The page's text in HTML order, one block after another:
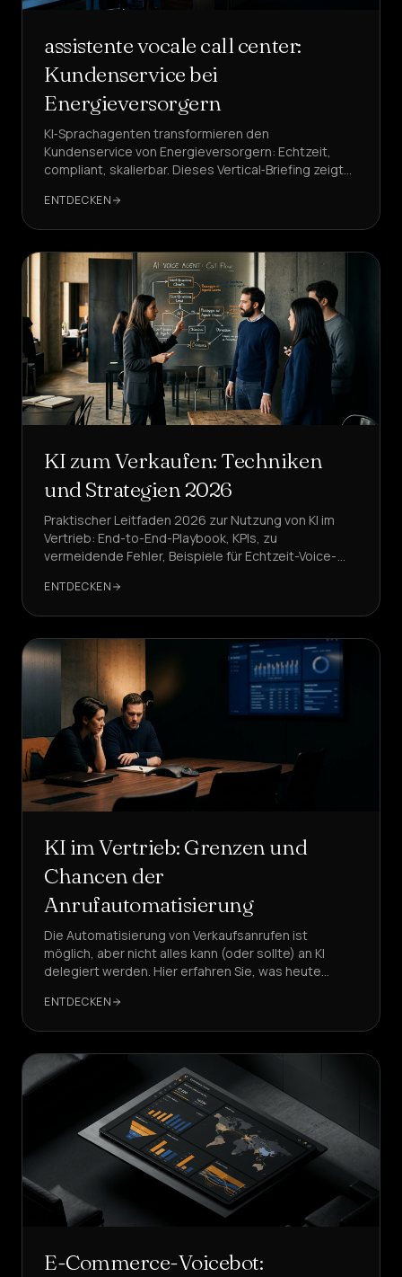
assistente vocale call center:
Kundenservice bei
Energieversorgern
KI‑Sprachagenten transformieren den
Kundenservice von Energieversorgern: Echtzeit,
compliant, skalierbar. Dieses Vertical‑Briefing zeigt
die Referenz ist.
ENTDECKEN
KI zum Verkaufen: Techniken
und Strategien 2026
Praktischer Leitfaden 2026 zur Nutzung von KI im
Vertrieb: End-to-End-Playbook, KPIs, zu
vermeidende Fehler, Beispiele für Echtzeit-Voice-
ENTDECKEN
KI im Vertrieb: Grenzen und
Chancen der
Anrufautomatisierung
Die Automatisierung von Verkaufsanrufen ist
möglich, aber nicht alles kann (oder sollte) an KI
delegiert werden. Hier erfahren Sie, was heute
produktive und konforme Lösung strukturieren
ENTDECKEN
E-Commerce-Voicebot: